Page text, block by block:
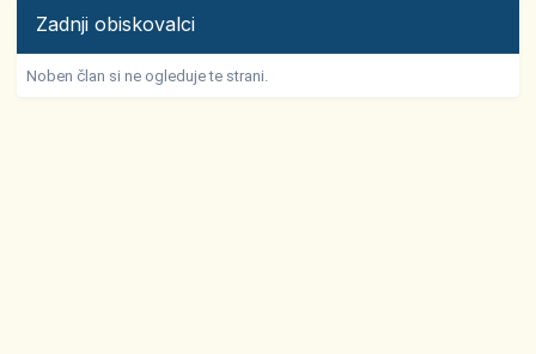
Zadnji obiskovalci
Noben član si ne ogleduje te strani.